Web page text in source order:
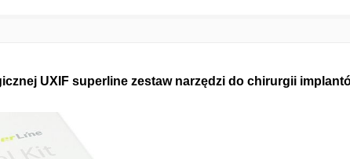
UXIF superline zestaw narzędzi do chirurgii